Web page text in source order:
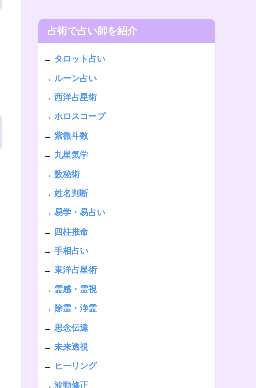
占術で占い師を紹介
→ タロット占い
→ ルーン占い
→ 西洋占星術
→ ホロスコープ
→ 紫微斗数
→ 九星気学
→ 数秘術
→ 姓名判断
→ 易学・易占い
→ 四柱推命
→ 手相占い
→ 東洋占星術
→ 霊感・霊視
→ 除霊・浄霊
→ 思念伝達
→ 未来透視
→ ヒーリング
→ 波動修正